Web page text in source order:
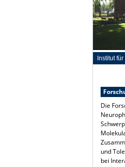
Institut
Die
und
bei